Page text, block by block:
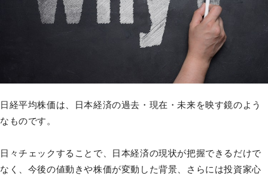
日経平均株価は、日本経済の過去・現在・未来を映す鏡のよう
なものです。
日々チェックすることで、日本経済の現状が把握できるだけで
なく、今後の値動きや株価が変動した背景、さらには投資家心